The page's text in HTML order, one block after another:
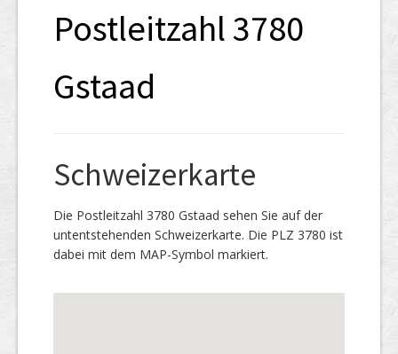
Postleitzahl 3780
Gstaad
Schweizerkarte
Die Postleitzahl 3780 Gstaad sehen Sie auf der
untentstehenden Schweizerkarte. Die PLZ 3780 ist
dabei mit dem MAP-Symbol markiert.